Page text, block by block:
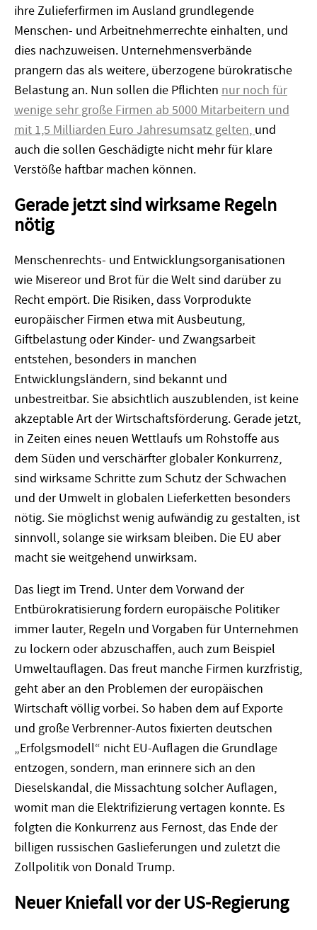
ihre Zulieferfirmen im Ausland grundlegende
Menschen- und Arbeitnehmerrechte einhalten, und
dies nachzuweisen. Unternehmensverbände
prangern das als weitere, überzogene bürokratische
Belastung an. Nun sollen die Pflichten nur noch für
wenige sehr große Firmen ab 5000 Mitarbeitern und
mit 1,5 Milliarden Euro Jahresumsatz gelten, und
auch die sollen Geschädigte nicht mehr für klare
Verstöße haftbar machen können.
Gerade jetzt sind wirksame Regeln
nötig
Menschenrechts- und Entwicklungsorganisationen
wie Misereor und Brot für die Welt sind darüber zu
Recht empört. Die Risiken, dass Vorprodukte
europäischer Firmen etwa mit Ausbeutung,
Giftbelastung oder Kinder- und Zwangsarbeit
entstehen, besonders in manchen
Entwicklungsländern, sind bekannt und
unbestreitbar. Sie absichtlich auszublenden, ist keine
akzeptable Art der Wirtschaftsförderung. Gerade jetzt,
in Zeiten eines neuen Wettlaufs um Rohstoffe aus
dem Süden und verschärfter globaler Konkurrenz,
sind wirksame Schritte zum Schutz der Schwachen
und der Umwelt in globalen Lieferketten besonders
nötig. Sie möglichst wenig aufwändig zu gestalten, ist
sinnvoll, solange sie wirksam bleiben. Die EU aber
macht sie weitgehend unwirksam.
Das liegt im Trend. Unter dem Vorwand der
Entbürokratisierung fordern europäische Politiker
immer lauter, Regeln und Vorgaben für Unternehmen
zu lockern oder abzuschaffen, auch zum Beispiel
Umweltauflagen. Das freut manche Firmen kurzfristig,
geht aber an den Problemen der europäischen
Wirtschaft völlig vorbei. So haben dem auf Exporte
und große Verbrenner-Autos fixierten deutschen
„Erfolgsmodell“ nicht EU-Auflagen die Grundlage
entzogen, sondern, man erinnere sich an den
Dieselskandal, die Missachtung solcher Auflagen,
womit man die Elektrifizierung vertagen konnte. Es
folgten die Konkurrenz aus Fernost, das Ende der
billigen russischen Gaslieferungen und zuletzt die
Zollpolitik von Donald Trump.
Neuer Kniefall vor der US-Regierung